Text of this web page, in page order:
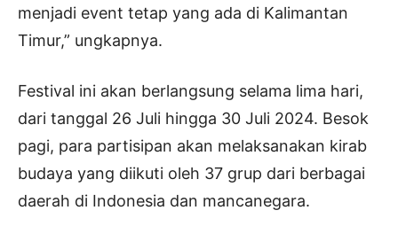
menjadi event tetap yang ada di Kalimantan
Timur,” ungkapnya.
Festival ini akan berlangsung selama lima hari,
dari tanggal 26 Juli hingga 30 Juli 2024. Besok
pagi, para partisipan akan melaksanakan kirab
budaya yang diikuti oleh 37 grup dari berbagai
daerah di Indonesia dan mancanegara.